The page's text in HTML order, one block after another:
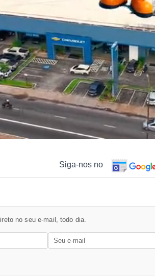
Siga-nos no
no seu e-mail, todo dia.